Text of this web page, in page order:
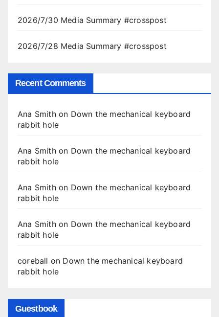
2026/7/30 Media Summary #crosspost
2026/7/28 Media Summary #crosspost
Recent Comments
Ana Smithon Down the mechanical keyboard
rabbit hole
Ana Smithon Down the mechanical keyboard
rabbit hole
Ana Smithon Down the mechanical keyboard
rabbit hole
Ana Smithon Down the mechanical keyboard
rabbit hole
coreball on Down the mechanical keyboard
rabbit hole
Guestbook